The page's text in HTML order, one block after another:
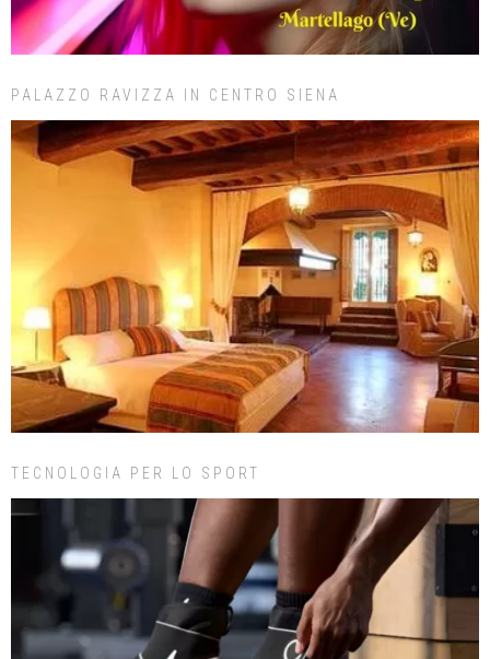
PALAZZO RAVIZZA IN CENTRO SIENA
TECNOLOGIA PER LO SPORT